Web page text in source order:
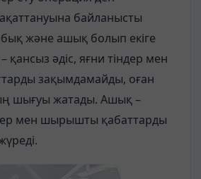
байланысты
және ашық болып екіге
қансыз әдіс, яғни тіндер мен
зақымдамайды, оған
шығуы жатады. Ашық –
мен шырышты қабаттарды